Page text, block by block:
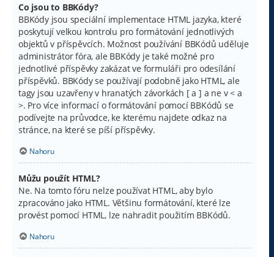
Co jsou to BBKódy?
BBKódy jsou speciální implementace HTML jazyka, které
poskytují velkou kontrolu pro formátování jednotlivých
objektů v příspěvcích. Možnost používání BBKódů uděluje
administrátor fóra, ale BBKódy je také možné pro
jednotlivé příspěvky zakázat ve formuláři pro odesílání
příspěvků. BBKódy se používají podobně jako HTML, ale
tagy jsou uzavřeny v hranatých závorkách [ a ] a ne v < a
>. Pro více informací o formátování pomocí BBKódů se
podívejte na průvodce, ke kterému najdete odkaz na
stránce, na které se píší příspěvky.
Nahoru
Můžu použít HTML?
Ne. Na tomto fóru nelze používat HTML, aby bylo
zpracováno jako HTML. Většinu formátování, které lze
provést pomocí HTML, lze nahradit použitím BBKódů.
Nahoru